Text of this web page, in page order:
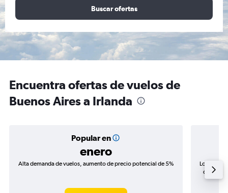
Buscar ofertas
Encuentra ofertas de vuelos de
Buenos Aires a Irlanda
Popular en
enero
Alta demanda de vuelos, aumento de precio potencial de 5%
Los
de